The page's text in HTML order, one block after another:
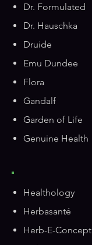
Dr. Formulated
Dr. Hauschka
Druide
Emu Dundee
Flora
Gandalf
Garden of Life
Genuine Health
Healthology
Herbasanté
Herb-E-Concept